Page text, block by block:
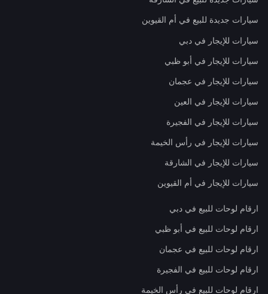
سيارات جديدة للبيع في أم القيوين
سيارات للإيجار في دبي
سيارات للإيجار في أبو ظبي
سيارات للإيجار في عجمان
سيارات للإيجار في العين
سيارات للإيجار في الفجيرة
سيارات للإيجار في رأس الخيمة
سيارات للإيجار في الشارقة
سيارات للإيجار في أم القيوين
ارقام لوحات للبيع في دبي
ارقام لوحات للبيع في أبو ظبي
ارقام لوحات للبيع في عجمان
ارقام لوحات للبيع في الفجيرة
ارقام لوحات للبيع في رأس الخيمة